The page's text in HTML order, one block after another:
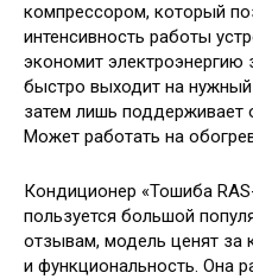
компрессором, который
интенсивность работы
экономит электроэнергию
быстро выходит на нужный
затем лишь поддерживает
Может работать на
Кондиционер «Тошиба
пользуется большой
отзывам, модель ценят за
и функциональность. Она